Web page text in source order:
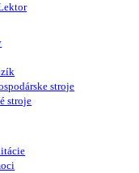
stroje
stroje